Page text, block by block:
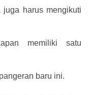
juga harus mengikuti
memiliki satu
baru ini.